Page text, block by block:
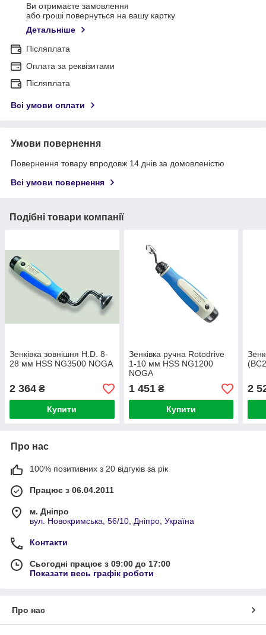
Ви отримаєте замовлення
або гроші повернуться на вашу картку
Детальніше
Післяплата
Оплата за реквізитами
Післяплата
Всі умови оплати
Умови повернення
Повернення товару впродовж 14 днів за домовленістю
Всі умови повернення
Подібні товари компанії
Зенківка зовнішня H.D. 8-
28 мм HSS NG3500 NOGA
2 364 ₴
Купити
Зенківка ручна Rotodrive
1-10 мм HSS NG1200
NOGA
1 451₴
Купити
2
Про нас
100% позитивних з 20 відгуків за рік
Працює з 06.04.2011
м. Дніпро
вул. Новокримська, 56/10, Дніпро, Україна
Контакти
Сьогодні працює з 09:00 до 17:00
Показати весь графік роботи
Про нас